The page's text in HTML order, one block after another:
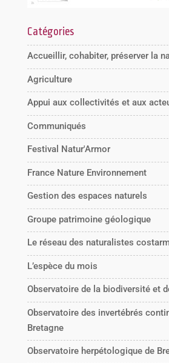
Catégories
Accueillir, cohabiter, préserver la
Agriculture
Appui aux collectivités et aux
Communiqués
Festival Natur'Armor
France Nature Environnement
Gestion des espaces naturels
Groupe patrimoine géologique
Le réseau des naturalistes
L’espèce du mois
Observatoire de la biodiversité et
Observatoire des invertébrés
Bretagne
Observatoire herpétologique de